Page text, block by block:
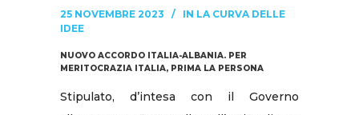
25 NOVEMBRE 2023 IN LA CURVA DELLE
IDEE
NUOVO ACCORDO ITALIA-ALBANIA. PER
MERITOCRAZIA ITALIA, PRIMA LA PERSONA
Stipulato, d’intesa con il Governo